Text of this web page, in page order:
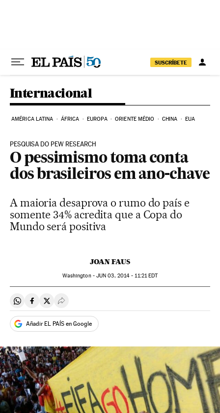
SUSCRÍBETE
Internacional
AMÉRICA LATINA ÁFRICA EUROPA ORIENTE MÉDIO CHINA EUA
PESQUISA DO PEW RESEARCH
O pessimismo toma conta
dos brasileiros em ano-chave
A maioria desaprova o rumo do país e
somente 34% acredita que a Copa do
Mundo será positiva
JOAN FAUS
Washington - JUN 03, 2014 - 11:21EDT
Compartir en Whatsapp
Compartir en Facebook
Compartir en Twitter
Desplegar Redes Sociales
Añadir EL PAÍS en Google